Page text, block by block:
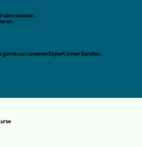
lasssen.
gerne von unseren Expert:innen beraten.